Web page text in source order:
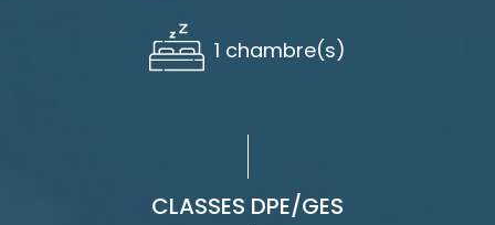
1 chambre(s)
CLASSES DPE/GES